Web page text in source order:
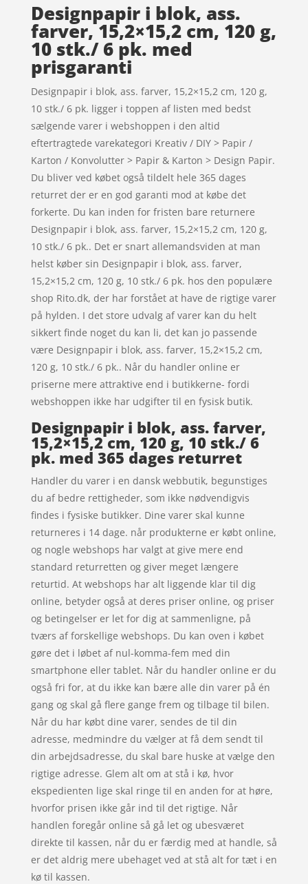
Designpapir i blok, ass.
farver, 15,2×15,2 cm, 120 g,
10 stk./ 6 pk. med
prisgaranti
Designpapir i blok, ass. farver, 15,2×15,2 cm, 120 g,
10 stk./ 6 pk. ligger i toppen af listen med bedst
sælgende varer i webshoppen i den altid
eftertragtede varekategori Kreativ / DIY > Papir /
Karton / Konvolutter > Papir & Karton > Design Papir.
Du bliver ved købet også tildelt hele 365 dages
returret der er en god garanti mod at købe det
forkerte. Du kan inden for fristen bare returnere
Designpapir i blok, ass. farver, 15,2×15,2 cm, 120 g,
10 stk./ 6 pk.. Det er snart allemandsviden at man
helst køber sin Designpapir i blok, ass. farver,
15,2×15,2 cm, 120 g, 10 stk./ 6 pk. hos den populære
shop Rito.dk, der har forstået at have de rigtige varer
på hylden. I det store udvalg af varer kan du helt
sikkert finde noget du kan li, det kan jo passende
være Designpapir i blok, ass. farver, 15,2×15,2 cm,
120 g, 10 stk./ 6 pk.. Når du handler online er
priserne mere attraktive end i butikkerne- fordi
webshoppen ikke har udgifter til en fysisk butik.
Designpapir i blok, ass. farver,
15,2×15,2 cm, 120 g, 10 stk./ 6
pk. med 365 dages returret
Handler du varer i en dansk webbutik, begunstiges
du af bedre rettigheder, som ikke nødvendigvis
findes i fysiske butikker. Dine varer skal kunne
returneres i 14 dage. når produkterne er købt online,
og nogle webshops har valgt at give mere end
standard returretten og giver meget længere
returtid. At webshops har alt liggende klar til dig
online, betyder også at deres priser online, og priser
og betingelser er let for dig at sammenligne, på
tværs af forskellige webshops. Du kan oven i købet
gøre det i løbet af nul-komma-fem med din
smartphone eller tablet. Når du handler online er du
også fri for, at du ikke kan bære alle din varer på én
gang og skal gå flere gange frem og tilbage til bilen.
Når du har købt dine varer, sendes de til din
adresse, medmindre du vælger at få dem sendt til
din arbejdsadresse, du skal bare huske at vælge den
rigtige adresse. Glem alt om at stå i kø, hvor
ekspedienten lige skal ringe til en anden for at høre,
hvorfor prisen ikke går ind til det rigtige. Når
handlen foregår online så gå let og ubesværet
direkte til kassen, når du er færdig med at handle, så
er det aldrig mere ubehaget ved at stå alt for tæt i en
kø til kassen.